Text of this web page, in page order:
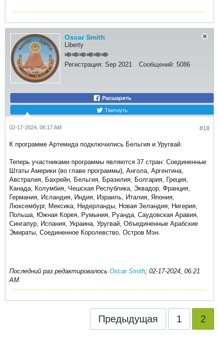
Oscar Smith
Liberty
Регистрация: Sep 2021 Сообщений: 5086
Расшарить
Твитнуть
#18
02-17-2024, 06:17 AM
К программе Артемида подключились Бельгия и Уругвай.
Теперь участниками программы являются 37 стран: Соединенные
Штаты Америки (во главе программы), Ангола, Аргентина,
Австралия, Бахрейн, Бельгия, Бразилия, Болгария, Греция,
Канада, Колумбия, Чешская Республика, Эквадор, Франция,
Германия, Исландия, Индия, Израиль, Италия, Япония,
Люксембург, Мексика, Нидерланды, Новая Зеландия, Нигерия,
Польша, Южная Корея, Румыния, Руанда, Саудовская Аравия,
Сингапур, Испания, Украина, Уругвай, Объединенные Арабские
Эмираты, Соединенное Королевство, Остров Мэн.
Последний раз редактировалось Oscar Smith; 02-17-2024, 06:21
AM.
Предыдущая 1 2